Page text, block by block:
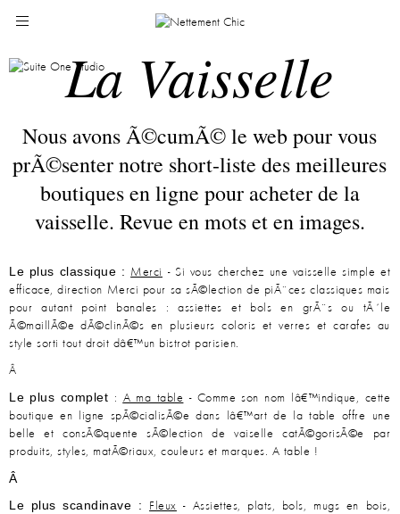
La Vaisselle
Nous avons Ã©cumÃ© le web pour vous
prÃ©senter notre short-liste des meilleures
boutiques en ligne pour acheter de la
vaisselle. Revue en mots et en images.
Le plus classique : Merci - Si vous cherchez une vaisselle simple et
efficace, direction Merci pour sa sÃ©lection de piÃ¨ces classiques mais
pour autant point banales : assiettes et bols en grÃ¨s ou tÃ´le
Ã©maillÃ©e dÃ©clinÃ©s en plusieurs coloris et verres et carafes au
style sorti tout droit dâ€™un bistrot parisien.
Â
Le plus complet : A ma table - Comme son nom lâ€™indique, cette
boutique en ligne spÃ©cialisÃ©e dans lâ€™art de la table offre une
belle et consÃ©quente sÃ©lection de vaiselle catÃ©gorisÃ©e par
produits, styles, matÃ©riaux, couleurs et marques. A table !
Â
Le plus scandinave :
Fleux - Assiettes, plats, bols, mugs en bois,